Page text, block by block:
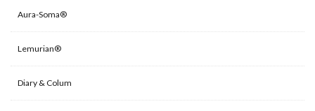
Aura-Soma®
Lemurian®
Diary & Colum